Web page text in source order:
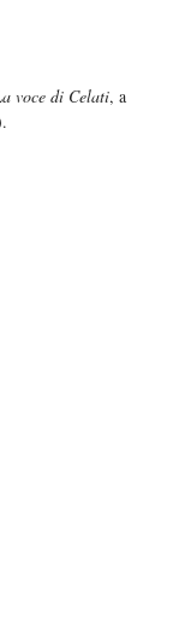
voce di Celati, a